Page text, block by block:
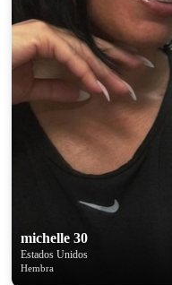
michelle 30
Estados Unidos
Hembra